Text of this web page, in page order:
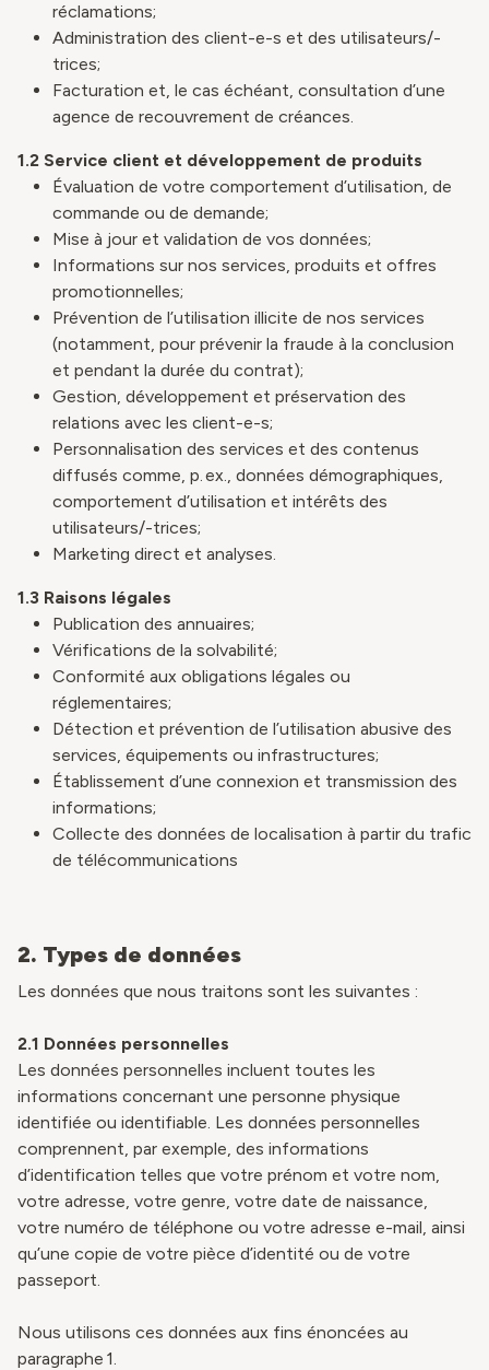
réclamations;
Administration des client-e-s et des utilisateurs/-
trices;
Facturation et, le cas échéant, consultation d’une
agence de recouvrement de créances.
1.2 Service client et développement de produits
Évaluation de votre comportement d’utilisation, de
commande ou de demande;
Mise à jour et validation de vos données;
Informations sur nos services, produits et offres
promotionnelles;
Prévention de l’utilisation illicite de nos services
(notamment, pour prévenir la fraude à la conclusion
et pendant la durée du contrat);
Gestion, développement et préservation des
relations avec les client-e-s;
Personnalisation des services et des contenus
diffusés comme, p. ex., données démographiques,
comportement d’utilisation et intérêts des
utilisateurs/-trices;
Marketing direct et analyses.
1.3 Raisons légales
Publication des annuaires;
Vérifications de la solvabilité;
Conformité aux obligations légales ou
réglementaires;
Détection et prévention de l’utilisation abusive des
services, équipements ou infrastructures;
Établissement d’une connexion et transmission des
informations;
Collecte des données de localisation à partir du trafic
de télécommunications
2. Types de données
Les données que nous traitons sont les suivantes :
2.1 Données personnelles
Les données personnelles incluent toutes les
informations concernant une personne physique
identifiée ou identifiable. Les données personnelles
comprennent, par exemple, des informations
d’identification telles que votre prénom et votre nom,
votre adresse, votre genre, votre date de naissance,
votre numéro de téléphone ou votre adresse e-mail, ainsi
qu’une copie de votre pièce d’identité ou de votre
passeport.
Nous utilisons ces données aux fins énoncées au
paragraphe 1.